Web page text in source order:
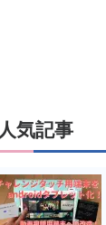
人気記事